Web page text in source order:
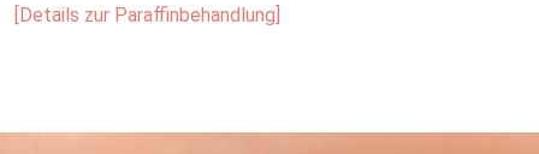
[Details zur Paraffinbehandlung]